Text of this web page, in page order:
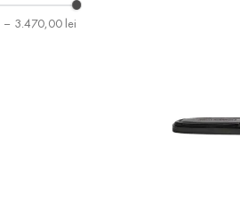
– 3.470,00 lei